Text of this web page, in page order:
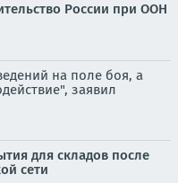
России при ООН
на поле боя, а
заявил
для складов после
сети